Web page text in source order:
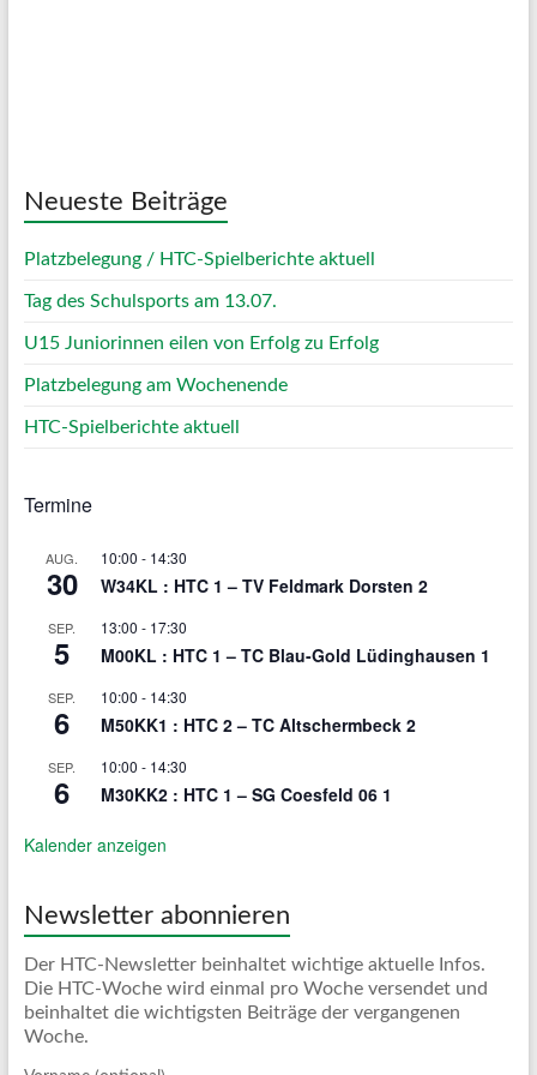
Neueste Beiträge
Platzbelegung / HTC-Spielberichte aktuell
Tag des Schulsports am 13.07.
U15 Juniorinnen eilen von Erfolg zu Erfolg
Platzbelegung am Wochenende
HTC-Spielberichte aktuell
Termine
AUG.
30
10:00 - 14:30
W34KL : HTC 1 – TV Feldmark Dorsten 2
SEP.
5
13:00 - 17:30
M00KL : HTC 1 – TC Blau-Gold Lüdinghausen 1
SEP.
6
10:00 - 14:30
M50KK1 : HTC 2 – TC Altschermbeck 2
SEP.
6
10:00 - 14:30
M30KK2 : HTC 1 – SG Coesfeld 06 1
Kalender anzeigen
Newsletter abonnieren
Der HTC-Newsletter beinhaltet wichtige aktuelle Infos.
Die HTC-Woche wird einmal pro Woche versendet und
beinhaltet die wichtigsten Beiträge der vergangenen
Woche.